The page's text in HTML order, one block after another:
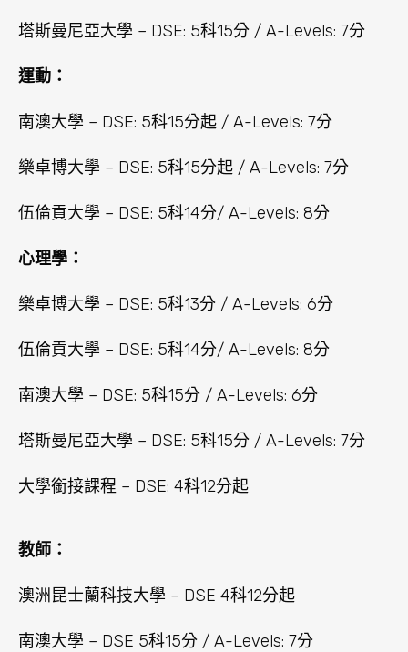
塔斯曼尼亞大學 – DSE: 5科15分 / A-Levels: 7分
運動：
南澳大學 – DSE: 5科15分起 / A-Levels: 7分
樂卓博大學 – DSE: 5科15分起 / A-Levels: 7分
伍倫貢大學 – DSE: 5科14分/ A-Levels: 8分
心理學：
樂卓博大學 – DSE: 5科13分 / A-Levels: 6分
伍倫貢大學 – DSE: 5科14分/ A-Levels: 8分
南澳大學 – DSE: 5科15分 / A-Levels: 6分
塔斯曼尼亞大學 – DSE: 5科15分 / A-Levels: 7分
大學銜接課程 – DSE: 4科12分起
教師：
澳洲昆士蘭科技大學 – DSE 4科12分起
南澳大學 – DSE 5科15分 / A-Levels: 7分